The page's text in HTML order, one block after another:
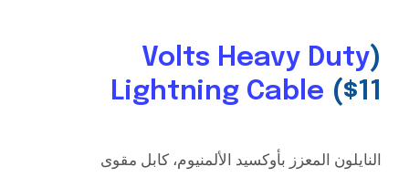
(
Volts Heavy Duty
Lightning Cable ($11
النايلون المعزز بأوكسيد الألمنيوم، كابل مقوى